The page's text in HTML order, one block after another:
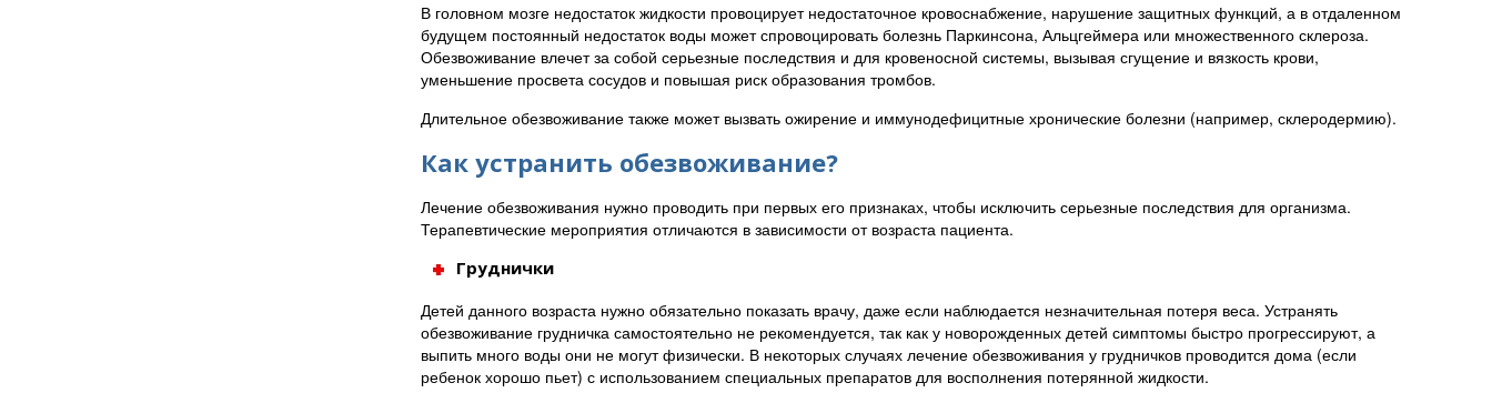
В головном мозге недостаток жидкости провоцирует недостаточное кровоснабжение, нарушение защитных функций, а в отдаленном
будущем постоянный недостаток воды может спровоцировать болезнь Паркинсона, Альцгеймера или множественного склероза.
Обезвоживание влечет за собой серьезные последствия и для кровеносной системы, вызывая сгущение и вязкость крови,
уменьшение просвета сосудов и повышая риск образования тромбов.
Длительное обезвоживание также может вызвать ожирение и иммунодефицитные хронические болезни (например, склеродермию).
Как устранить обезвоживание?
Лечение обезвоживания нужно проводить при первых его признаках, чтобы исключить серьезные последствия для организма.
Терапевтические мероприятия отличаются в зависимости от возраста пациента.
Груднички
Детей данного возраста нужно обязательно показать врачу, даже если наблюдается незначительная потеря веса. Устранять
обезвоживание грудничка самостоятельно не рекомендуется, так как у новорожденных детей симптомы быстро прогрессируют, а
выпить много воды они не могут физически. В некоторых случаях лечение обезвоживания у грудничков проводится дома (если
ребенок хорошо пьет) с использованием специальных препаратов для восполнения потерянной жидкости.